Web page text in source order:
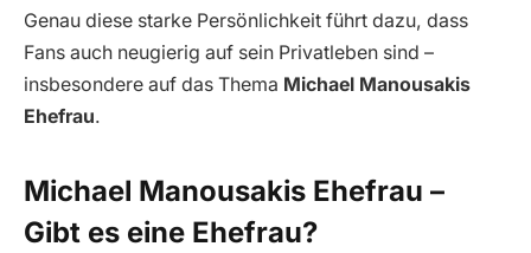
Genau diese starke Persönlichkeit führt dazu, dass
Fans auch neugierig auf sein Privatleben sind –
insbesondere auf das Thema Michael Manousakis
Ehefrau.
Michael Manousakis Ehefrau –
Gibt es eine Ehefrau?